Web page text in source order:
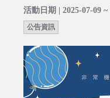
活動日期 | 2025-07-09 ~
公告資訊